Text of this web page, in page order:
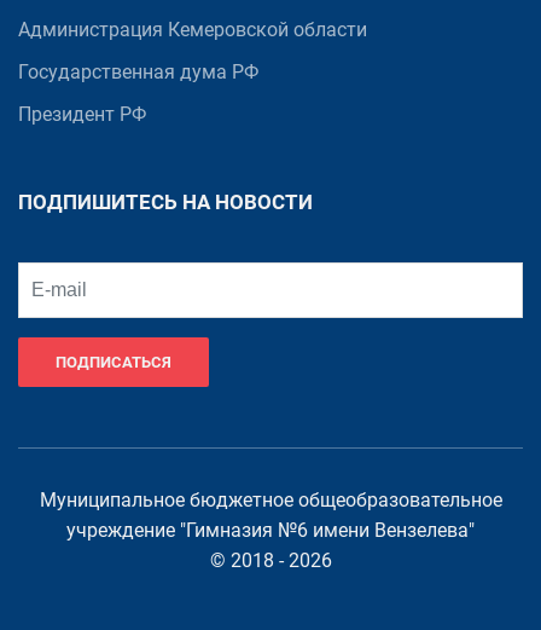
Администрация Кемеровской области
Государственная дума РФ
Президент РФ
ПОДПИШИТЕСЬ НА НОВОСТИ
ПОДПИСАТЬСЯ
Муниципальное бюджетное общеобразовательное
учреждение "Гимназия №6 имени Вензелева"
© 2018 - 2026